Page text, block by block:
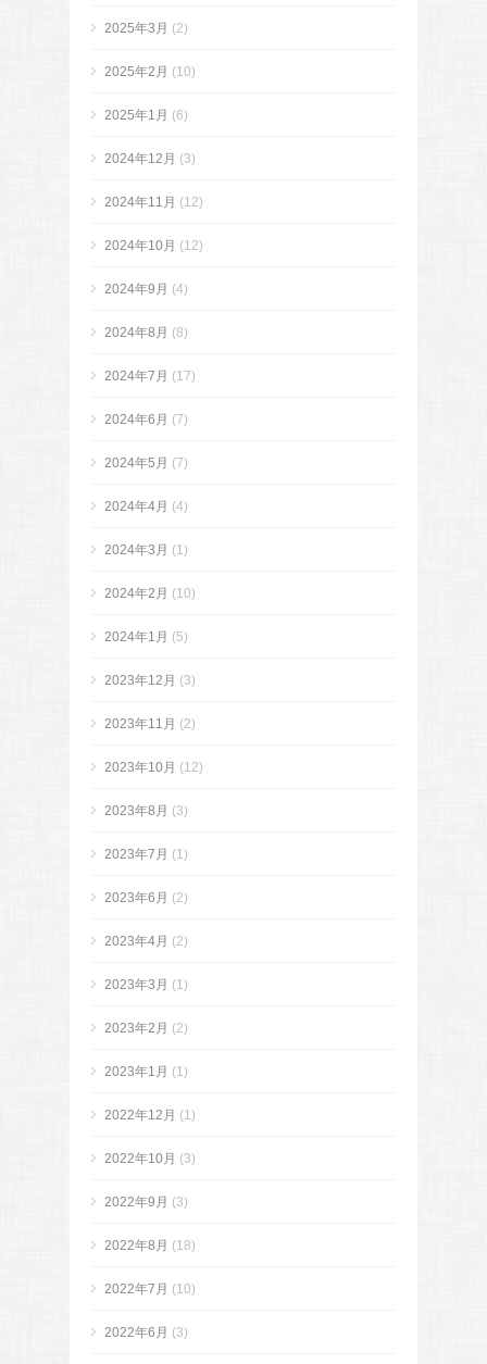
2025年3月 (2)
2025年2月 (10)
2025年1月 (6)
2024年12月 (3)
2024年11月 (12)
2024年10月 (12)
2024年9月 (4)
2024年8月 (8)
2024年7月 (17)
2024年6月 (7)
2024年5月 (7)
2024年4月 (4)
2024年3月 (1)
2024年2月 (10)
2024年1月 (5)
2023年12月 (3)
2023年11月 (2)
2023年10月 (12)
2023年8月 (3)
2023年7月 (1)
2023年6月 (2)
2023年4月 (2)
2023年3月 (1)
2023年2月 (2)
2023年1月 (1)
2022年12月 (1)
2022年10月 (3)
2022年9月 (3)
2022年8月 (18)
2022年7月 (10)
2022年6月 (3)